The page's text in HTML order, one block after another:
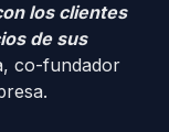
los clientes
de sus
co-fundador